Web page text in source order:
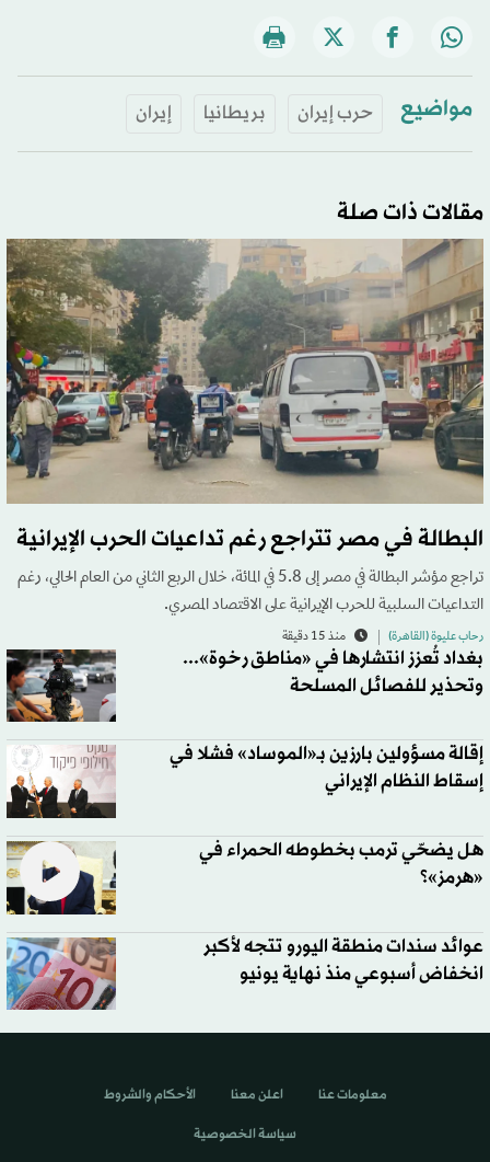
مواضيع حرب إيران بريطانيا إيران
مقالات ذات صلة
البطالة في مصر تتراجع رغم تداعيات الحرب الإيرانية
تراجع مؤشر البطالة في مصر إلى 5.8 في المائة، خلال الربع الثاني من العام الحالي، رغم
التداعيات السلبية للحرب الإيرانية على الاقتصاد المصري.
رحاب عليوة (القاهرة) منذ 15 دقيقة
بغداد تُعزز انتشارها في «مناطق رخوة»...
وتحذير للفصائل المسلحة
إقالة مسؤولين بارزين بـ«الموساد» فشلا في
إسقاط النظام الإيراني
هل يضحّي ترمب بخطوطه الحمراء في
«هرمز»؟
عوائد سندات منطقة اليورو تتجه لأكبر
انخفاض أسبوعي منذ نهاية يونيو
معلومات عنا اعلن معنا الأحكام والشروط
سياسة الخصوصية